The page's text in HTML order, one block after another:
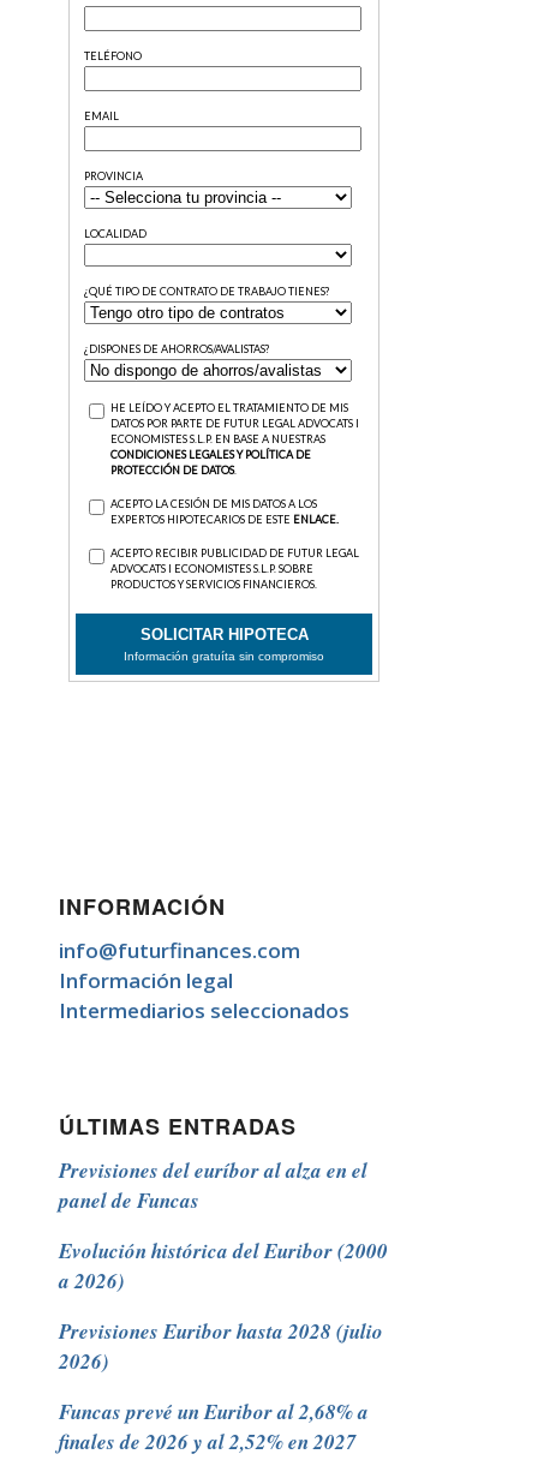
INFORMACIÓN
info@futurfinances.com
Información legal
Intermediarios seleccionados
ÚLTIMAS ENTRADAS
Previsiones del euríbor al alza en el
panel de Funcas
Evolución histórica del Euribor (2000
a 2026)
Previsiones Euribor hasta 2028 (julio
2026)
Funcas prevé un Euribor al 2,68% a
finales de 2026 y al 2,52% en 2027